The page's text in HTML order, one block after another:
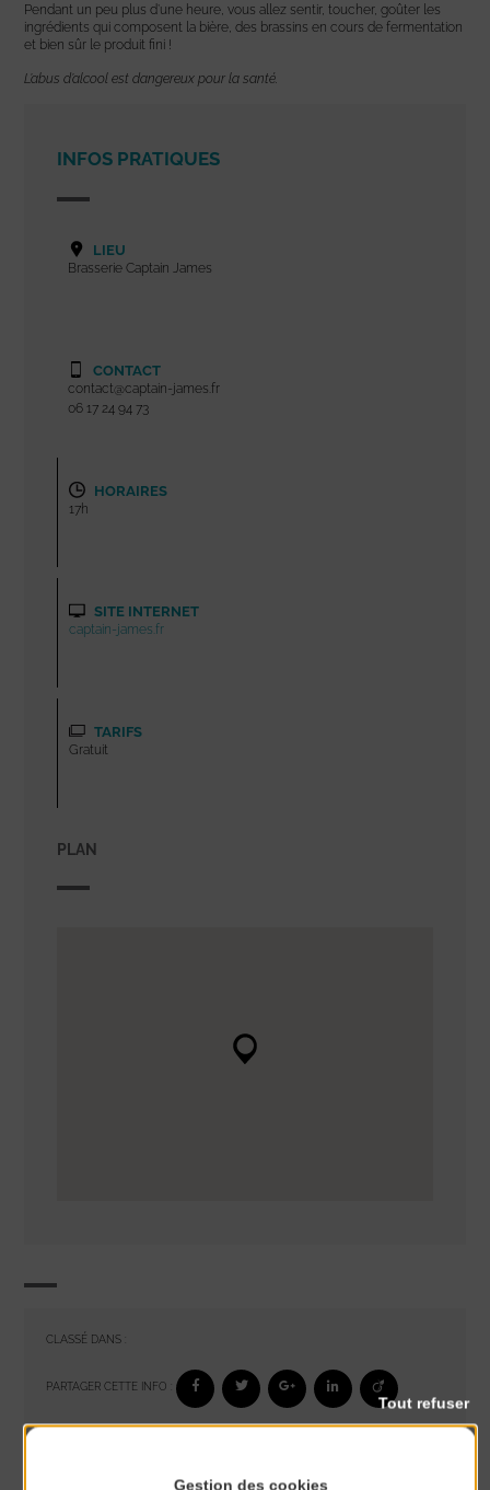
Pendant un peu plus d’une heure, vous allez sentir, toucher, goûter les
ingrédients qui composent la bière, des brassins en cours de fermentation
et bien sûr le produit fini !
L’abus d’alcool est dangereux pour la santé.
INFOS PRATIQUES
LIEU
Brasserie Captain James
CONTACT
contact@captain-james.fr
06 17 24 94 73
HORAIRES
17h
SITE INTERNET
captain-james.fr
TARIFS
Gratuit
PLAN
CLASSÉ DANS :
PARTAGER CETTE INFO :
Gestion des cookies
Tout refuser